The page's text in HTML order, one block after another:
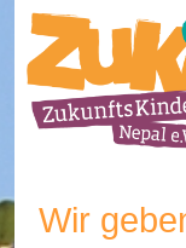
Wir